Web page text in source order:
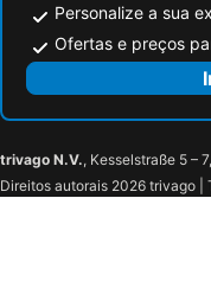
Personalize a sua
Ofertas e preços
trivago N.V., Kesselstraße 5 –
Direitos autorais 2026 trivago |